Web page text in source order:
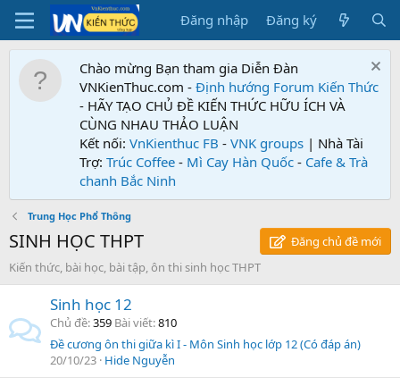
Đăng nhập Đăng ký
Chào mừng Bạn tham gia Diễn Đàn
VNKienThuc.com - Định hướng Forum Kiến Thức
- HÃY TẠO CHỦ ĐỀ KIẾN THỨC HỮU ÍCH VÀ
CÙNG NHAU THẢO LUẬN
Kết nối: VnKienthuc FB - VNK groups | Nhà Tài
Trợ: Trúc Coffee - Mì Cay Hàn Quốc - Cafe & Trà
chanh Bắc Ninh
Trung Học Phổ Thông
SINH HỌC THPT
Đăng chủ đề mới
Kiến thức, bài học, bài tập, ôn thi sinh học THPT
Sinh học 12
Chủ đề 359 Bài viết 810
Đề cương ôn thi giữa kì I - Môn Sinh học lớp 12 (Có đáp án)
20/10/23 Hide Nguyễn